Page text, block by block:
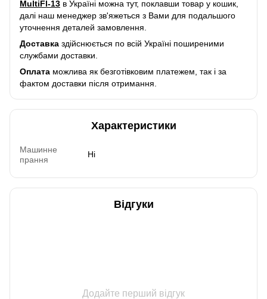
MultiFl-13 в Україні можна тут, поклавши товар у кошик,
далі наш менеджер зв'яжеться з Вами для подальшого
уточнення деталей замовлення.
Доставка здійснюється по всій Україні поширеними
службами доставки.
Оплата можлива як безготівковим платежем, так і за
фактом доставки після отримання.
Характеристики
Машинне
прання
Ні
Відгуки
Додайте перший відгук